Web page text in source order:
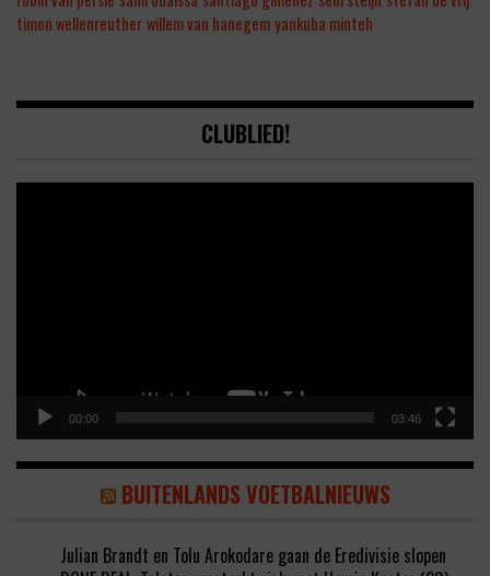
timon wellenreutherwillem van hanegemyankuba minteh
CLUBLIED!
00:00 03:46
BUITENLANDS VOETBALNIEUWS
Julian Brandt en Tolu Arokodare gaan de Eredivisie slopen